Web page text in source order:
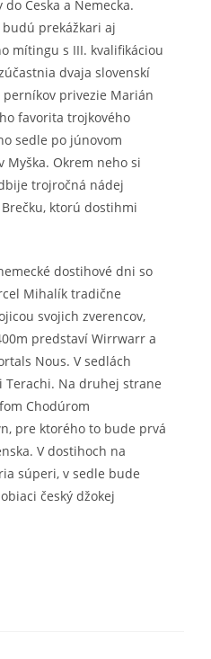
Česka a Nemecka.
prekážkari aj
mítingu s III. kvalifikáciou
dvaja slovenskí
privezie Marián
favorita trojkového
sedle po júnovom
Myška. Okrem neho si
trojročná nádej
ktorú dostihmi
dostihové dni so
Mihalík tradične
svojich zverencov,
predstaví Wirrwarr a
Nous. V sedlách
Terachi. Na druhej strane
Chodúrom
pre ktorého to bude prvá
V dostihoch na
súperi, v sedle bude
český džokej